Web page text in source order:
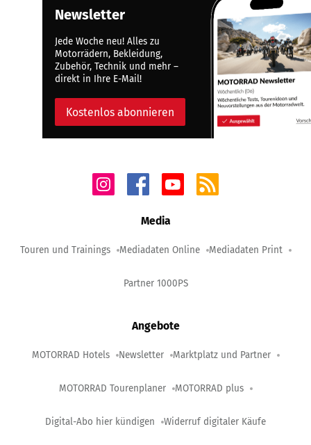
Newsletter
Jede Woche neu! Alles zu
Motorrädern, Bekleidung,
Zubehör, Technik und mehr –
direkt in Ihre E-Mail!
Kostenlos abonnieren
Media
Touren und Trainings Mediadaten Online Mediadaten Print
Partner 1000PS
Angebote
MOTORRAD Hotels Newsletter Marktplatz und Partner
MOTORRAD Tourenplaner MOTORRAD plus
Digital-Abo hier kündigen Widerruf digitaler Käufe